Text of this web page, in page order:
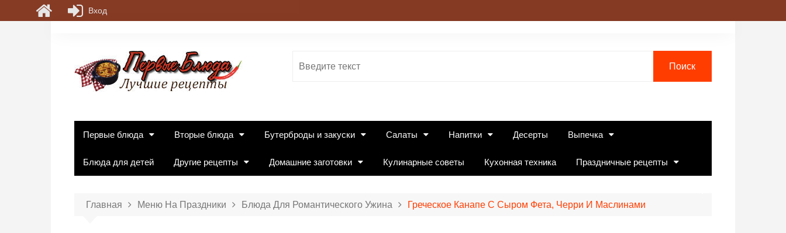
Первые блюда Вторые блюда Бутерброды и закуски Салаты Напитки Десерты Выпечка
Блюда для детей Другие рецепты Домашние заготовки Кулинарные советы Кухонная техника Праздничные рецепты
Главная Меню На Праздники Блюда Для Романтического Ужина Греческое Канапе С Сыром Фета, Черри И Маслинами
Вход